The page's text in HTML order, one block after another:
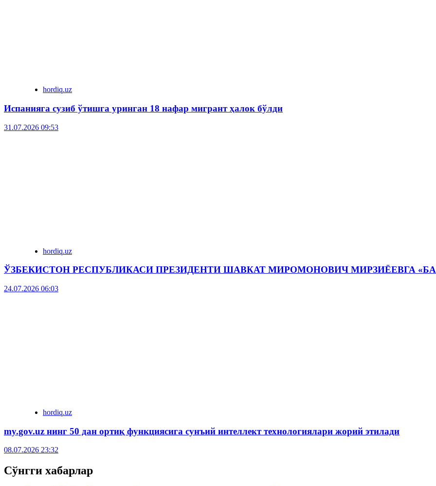
hordiq.uz
Испанияга сузиб ўтишга уринган 18 нафар мигрант ҳалок бўлди
31.07.2026 09:53
hordiq.uz
ЎЗБЕКИСТОН РЕСПУБЛИКАСИ ПРЕЗИДЕНТИ ШАВКАТ МИРОМОНОВИЧ МИРЗИЁЕВГА
24.07.2026 06:03
hordiq.uz
my.gov.uz нинг 50 дан ортиқ функциясига сунъий интеллект технологиялари жорий этилади
08.07.2026 23:32
Сўнгги хабарлар